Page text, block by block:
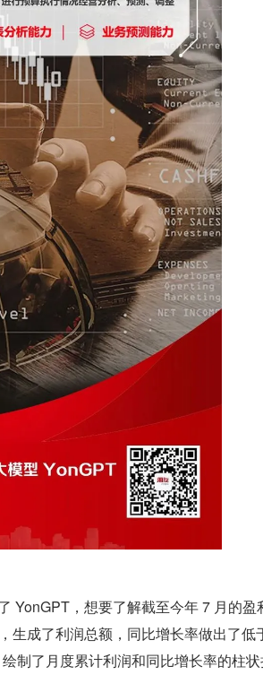
YonGPT，想要了解截至今年 7 月的盈
生成了利润总额，同比增长率做出了低
制了月度累计利润和同比增长率的柱